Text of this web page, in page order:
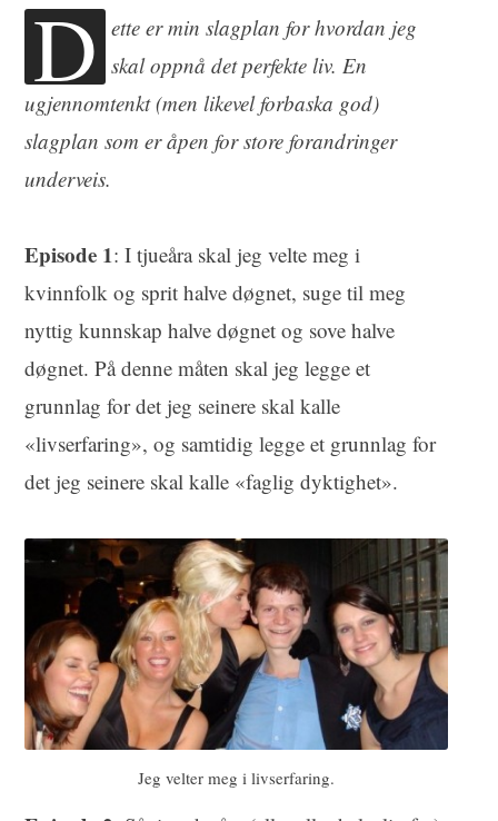
D ette er min slagplan for hvordan jeg
skal oppnå det perfekte liv. En
ugjennomtenkt (men likevel forbaska god)
slagplan som er åpen for store forandringer
underveis.
Episode 1: I tjueåra skal jeg velte meg i
kvinnfolk og sprit halve døgnet, suge til meg
nyttig kunnskap halve døgnet og sove halve
døgnet. På denne måten skal jeg legge et
grunnlag for det jeg seinere skal kalle
«livserfaring», og samtidig legge et grunnlag for
det jeg seinere skal kalle «faglig dyktighet».
Jeg velter meg i livserfaring.